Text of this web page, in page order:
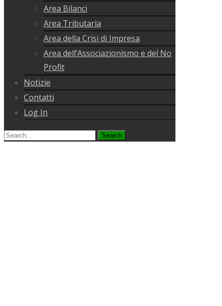
Area Bilanci
Area Tributaria
Area della Crisi di Impresa
Area dell’Associazionismo e del No
Profit
Notizie
Contatti
Log In
Search